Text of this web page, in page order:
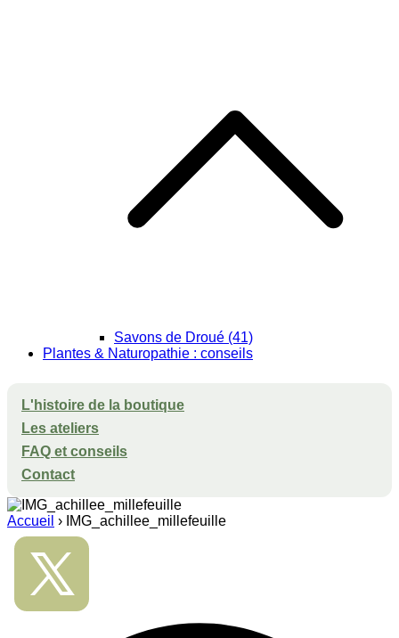
Savons de Droué (41)
Plantes & Naturopathie : conseils
L'histoire de la boutique
Les ateliers
FAQ et conseils
Contact
Accueil › IMG_achillee_millefeuille